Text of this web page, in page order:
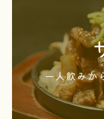
一人飲みか
お一人でゆっ
プでの宴会や
す。柔軟な対